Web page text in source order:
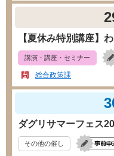
【夏休み特別講座】
講演・講座・セミナー
総合政策課
ダグリサマーフェス
その他の催し